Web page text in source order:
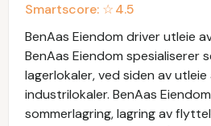
Smartscore: ☆4.5
BenAas Eiendom driver utleie
BenAas Eiendom spesialiserer
lagerlokaler, ved siden av
industrilokaler. BenAas
sommerlagring, lagring av